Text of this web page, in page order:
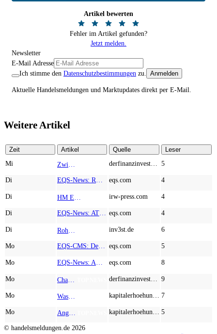
Artikel bewerten
Fehler im Artikel gefunden?
Jetzt melden.
Newsletter
E-Mail Adresse
Ich stimme den Datenschutzbestimmungen zu. Anmelden
Aktuelle Handelsmeldungen und Marktupdates direkt per E-Mail.
Weitere Artikel
Zeit Artikel Quelle
Leser
Mi
5
Di eqs.com 4
Di irw-press.com 4
Di eqs.com 4
Di inv3st.de 6
Mo eqs.com 5
Mo eqs.com 8
Mo 9
Mo 7
Mo 5
© handelsmeldungen.de 2026